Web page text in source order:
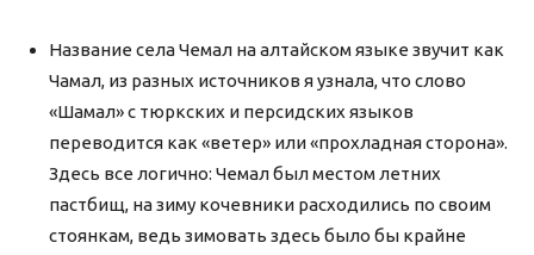
Название села Чемал на алтайском языке звучит как
Чамал, из разных источников я узнала, что слово
«Шамал» с тюркских и персидских языков
переводится как «ветер» или «прохладная сторона».
Здесь все логично: Чемал был местом летних
пастбищ, на зиму кочевники расходились по своим
стоянкам, ведь зимовать здесь было бы крайне